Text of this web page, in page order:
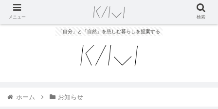
「自分」と「自然」を慈しむ暮らしを提案する
ホーム お知らせ
メニュー 検索